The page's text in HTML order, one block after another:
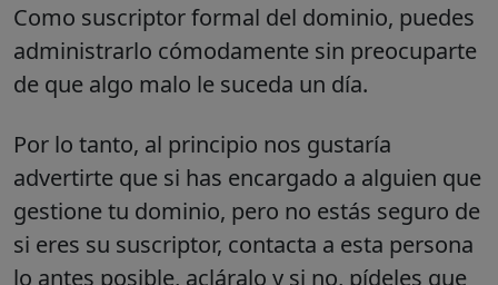
Como suscriptor formal del dominio, puedes
administrarlo cómodamente sin preocuparte
de que algo malo le suceda un día.
Por lo tanto, al principio nos gustaría
advertirte que si has encargado a alguien que
gestione tu dominio, pero no estás seguro de
si eres su suscriptor, contacta a esta persona
lo antes posible, acláralo y si no, pídeles que